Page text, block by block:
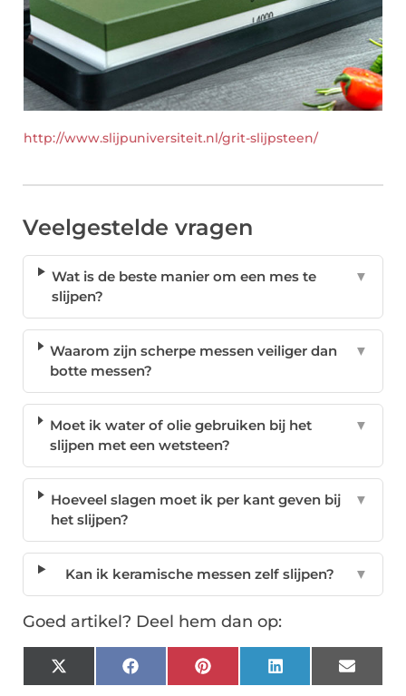
http://www.slijpuniversiteit.nl/grit-slijpsteen/
Veelgestelde vragen
Wat is de beste manier om een mes te
slijpen?
▼
Waarom zijn scherpe messen veiliger dan
botte messen?
▼
Moet ik water of olie gebruiken bij het
slijpen met een wetsteen?
▼
Hoeveel slagen moet ik per kant geven bij
het slijpen?
▼
Kan ik keramische messen zelf slijpen? ▼
Goed artikel? Deel hem dan op:
X
(Twitter)
FacebookPinterest LinkedIn Email